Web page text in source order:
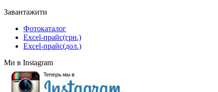
Завантажити
Фотокаталог
Excel-прайс(грн.)
Excel-прайс(дол.)
Ми в Instagram